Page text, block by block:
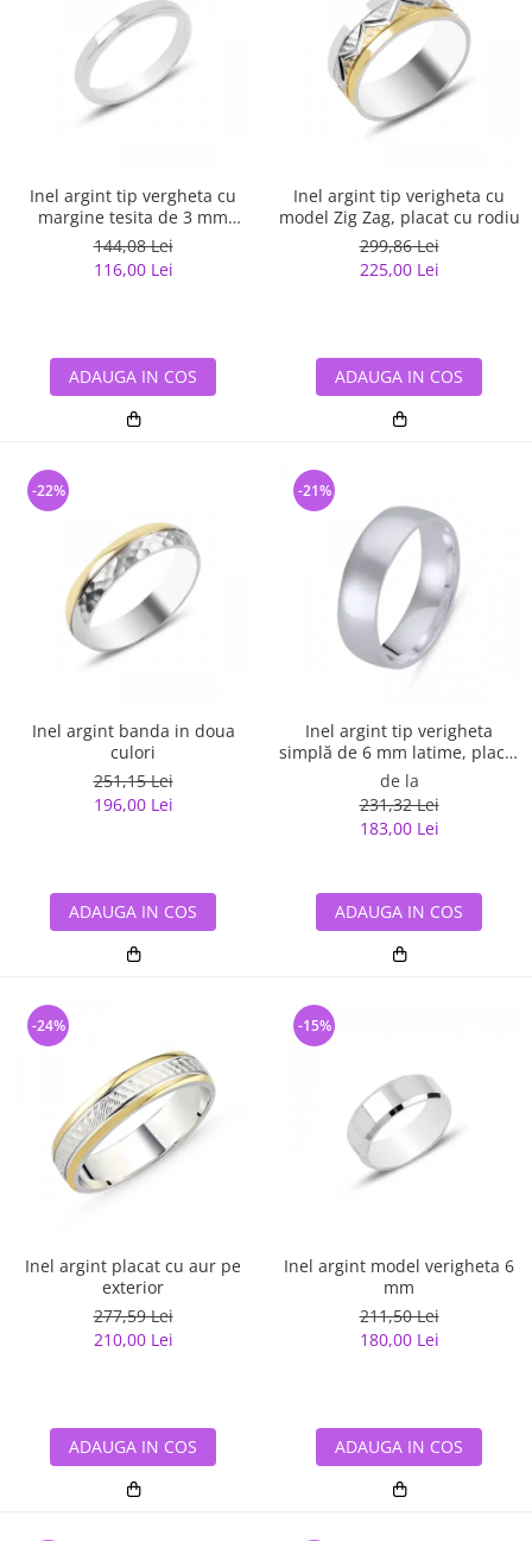
Inel argint tip vergheta cu
margine tesita de 3 mm
latime
144,08 Lei
116,00 Lei
ADAUGA IN COS
Inel argint tip verigheta cu
model Zig Zag, placat cu rodiu
299,86 Lei
225,00 Lei
ADAUGA IN COS
Inel argint banda in doua
culori
251,15 Lei
196,00 Lei
-22%
ADAUGA IN COS
Inel argint tip verigheta
simplă de 6 mm latime, placat
cu rodiu
de la
231,32 Lei
183,00 Lei
-21%
ADAUGA IN COS
Inel argint placat cu aur pe
exterior
277,59 Lei
210,00 Lei
-24%
ADAUGA IN COS
Inel argint model verigheta 6
mm
211,50 Lei
180,00 Lei
-15%
ADAUGA IN COS